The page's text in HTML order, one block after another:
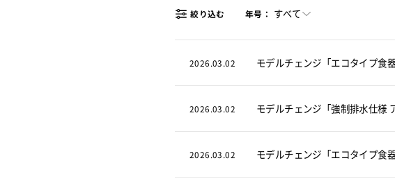
絞り込む 年号： すべて
2026.03.02 モデルチェンジ「エコタイプ食
2026.03.02 モデルチェンジ「強制排水仕様
2026.03.02 モデルチェンジ「エコタイプ食